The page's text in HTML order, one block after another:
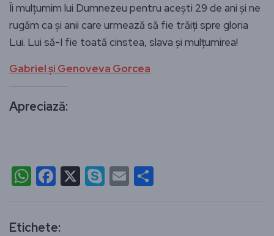
Îi mulțumim lui Dumnezeu pentru acești 29 de ani și ne
rugăm ca și anii care urmează să fie trăiți spre gloria
Lui. Lui să-I fie toată cinstea, slava și mulțumirea!
Gabriel și Genoveva Gorcea
Apreciază:
WhatsApp
Facebook
X Skype
Email
Etichete: